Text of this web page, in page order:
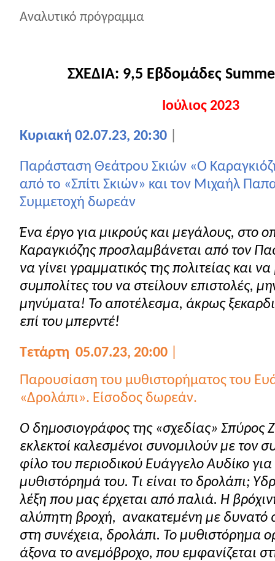
Αναλυτικό πρόγραμμα
ΣΧΕΔΙΑ: 9,5 Εβδομάδες
Ιούλιος 2023
Κυριακή 02.07.23, 20:30
Παράσταση Θεάτρου Σκιών «Ο
από το «Σπίτι Σκιών» και τον Μιχαήλ
Συμμετοχή δωρεάν
Ένα έργο για μικρούς και μεγάλους, στο
Καραγκιόζης προσλαμβάνεται από τον
να γίνει γραμματικός της πολιτείας και
συμπολίτες του να στείλουν επιστολές,
μηνύματα! Το αποτέλεσμα, άκρως
επί του μπερντέ!
Τετάρτη 05.07.23, 20:00
Παρουσίαση του μυθιστορήματος του
«Δρολάπι». Είσοδος δωρεάν.
Ο δημοσιογράφος της «σχεδίας» Σπύρος
εκλεκτοί καλεσμένοι συνομιλούν με τον
φίλο του περιοδικού Ευάγγελο Αυδίκο
μυθιστόρημά του. Τι είναι το δρολάπι;
λέξη που μας έρχεται από παλιά. Η
αλύπητη βροχή, ανακατεμένη με δυνατό
στη συνέχεια, δρολάπι. Το μυθιστόρημα
άξονα το ανεμόβροχο, που εμφανίζεται